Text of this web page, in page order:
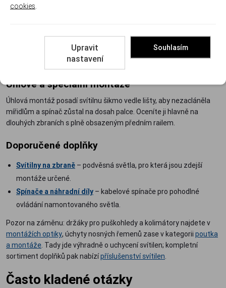
Podle průměru svítilny
nákupem si průměr změřte nebo dohledejte v parametrech
svítilny; volný kroužek nezachrání ani silné dotažení a těsný na
svítilnu jednoduše nenasadíte.
Úhlové a speciální montáže
Úhlová montáž posadí svítilnu šikmo vedle lišty, aby nezacláněla
mířidlům a spínač zůstal na dosah palce. Oceníte ji hlavně na
dlouhých zbraních s plně obsazeným předním railem.
Doporučené doplňky
Svítilny na zbraně – podvěsná světla, pro která jsou zdejší
montáže určené.
Spínače a náhradní díly – kabelové spínače pro pohodlné
ovládání namontovaného světla.
Pozor na záměnu: držáky pro puškohledy a kolimátory najdete v
montážích optiky, úchyty nosných řemenů zase v kategorii poutka
a montáže. Tady jde výhradně o uchycení svítilen; kompletní
sortiment doplňků pak nabízípříslušenství svítilen.
Často kladené otázky
cookies
Upravit
nastavení
Souhlasím